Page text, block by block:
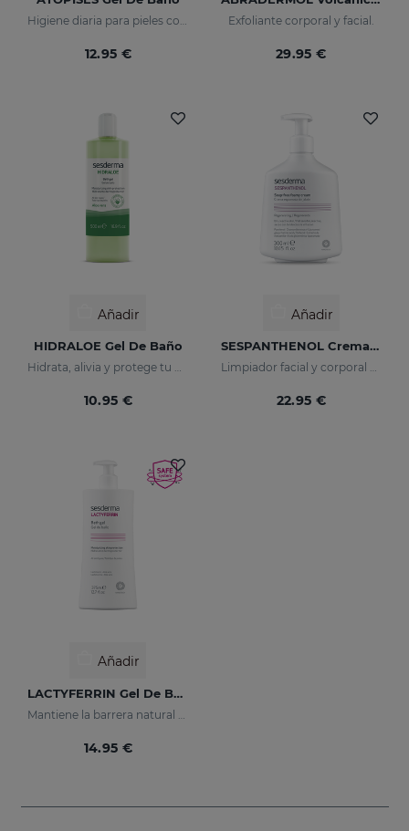
12.95 €
Exfoliante corporal y facial.
29.95 €
Añadir
HIDRALOE Gel De Baño
Hidrata, alivia y protege tu piel
10.95 €
Añadir
SESPANTHENOL Crema Espumosa Sin Jabón
Limpiador facial y corporal para pieles sensibles que han sufrido agresiones
22.95 €
Añadir
LACTYFERRIN Gel De Baño Hidratante Dermoprotector 375 Ml
14.95 €